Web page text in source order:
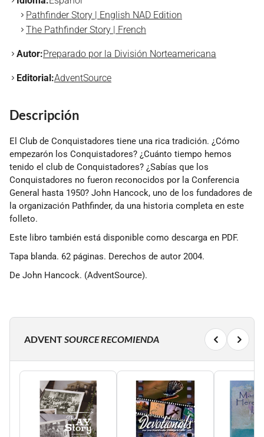
Pathfinder Story | English NAD Edition
The Pathfinder Story | French
Autor:Preparado por la División Norteamericana
Editorial:AdventSource
Descripción
El Club de Conquistadores tiene una rica tradición. ¿Cómo
empezarón los Conquistadores? ¿Cuánto tiempo hemos
tenido el club de Conquistadores? ¿Sabías que los
Conquistadores no fueron reconocidos por la Conferencia
General hasta 1950? John Hancock, uno de los fundadores de
la organización Pathfinder, da una historia completa en este
folleto.
Este libro también está disponible como descarga en PDF.
Tapa blanda. 62 páginas. Derechos de autor 2004.
De John Hancock. (AdventSource).
ADVENTSOURCE RECOMIENDA